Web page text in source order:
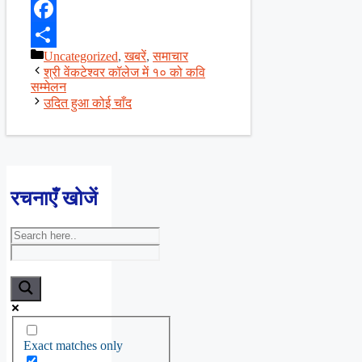
X
Facebook
Share
Categories
Uncategorized,खबरें,समाचार
श्री वेंकटेश्वर कॉलेज में १० को कवि
सम्मेलन
उदित हुआ कोई चाँद
रचनाएँ खोजें
Exact matches only